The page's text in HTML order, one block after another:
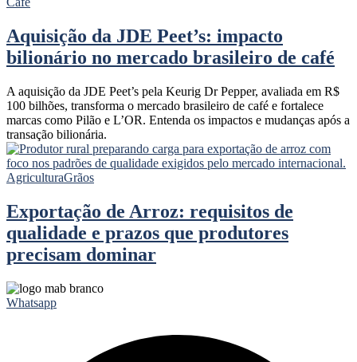
Aquisição da JDE Peet’s: impacto
bilionário no mercado brasileiro de café
A aquisição da JDE Peet’s pela Keurig Dr Pepper, avaliada em R$
100 bilhões, transforma o mercado brasileiro de café e fortalece
marcas como Pilão e L’OR. Entenda os impactos e mudanças após a
transação bilionária.
AgriculturaGrãos
Exportação de Arroz: requisitos de
qualidade e prazos que produtores
precisam dominar
Whatsapp